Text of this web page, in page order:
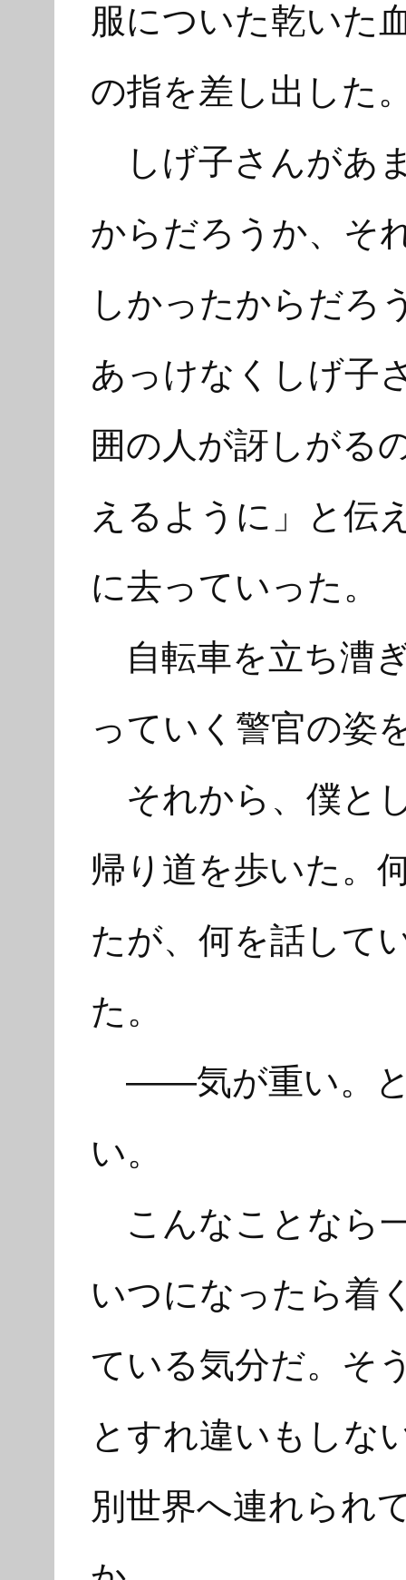
服についた乾いた
の指を差し出した
しげ子さんがあ
からだろうか、そ
しかったからだろ
あっけなくしげ子
囲の人が訝しがる
えるように」と伝
に去っていった。
自転車を立ち漕
っていく警官の姿
それから、僕と
帰り道を歩いた。
たが、何を話して
た。
――気が重い。と
い。
こんなことなら
いつになったら着
ている気分だ。そ
とすれ違いもしな
別世界へ連れられ